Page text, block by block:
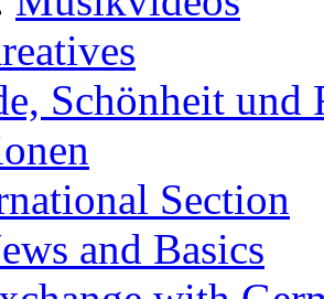
Schönheit und
Section
and Basics